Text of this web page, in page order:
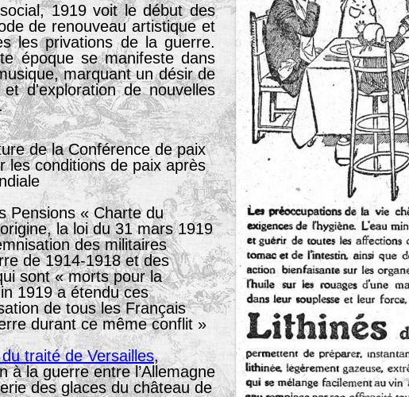
1919 voit le début des
de renouveau artistique et
les privations de la guerre.
époque se manifeste dans
marquant un désir de
d'exploration de nouvelles
de la Conférence de paix
les conditions de paix après
Pensions « Charte du
la loi du 31 mars 1919
des militaires
de 1914-1918 et des
sont « morts pour la
1919 a étendu ces
de tous les Français
durant ce même conflit »
traité de Versailles,
à la guerre entre l’Allemagne
des glaces du château de